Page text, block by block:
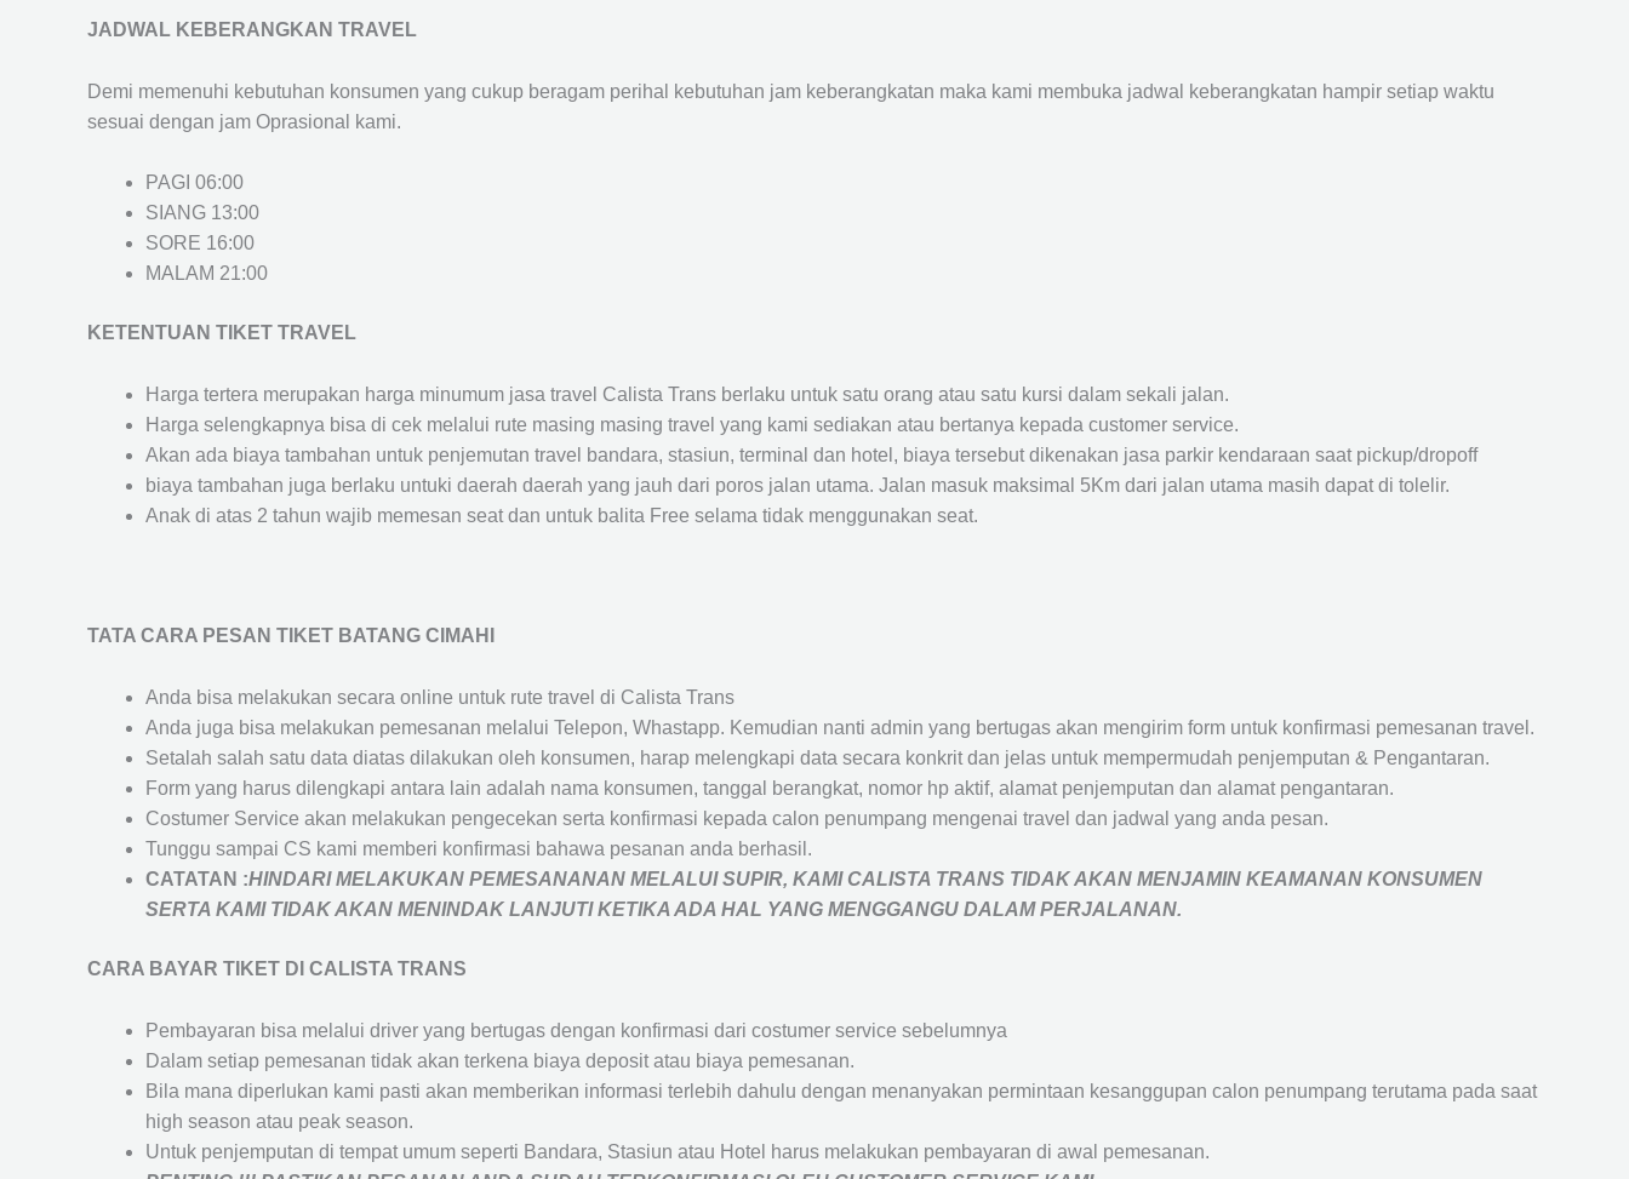
JADWAL KEBERANGKAN TRAVEL
Demi memenuhi kebutuhan konsumen yang cukup beragam perihal kebutuhan jam keberangkatan maka kami membuka jadwal keberangkatan hampir setiap waktu
sesuai dengan jam Oprasional kami.
PAGI 06:00
SIANG 13:00
SORE 16:00
MALAM 21:00
KETENTUAN TIKET TRAVEL
Harga tertera merupakan harga minumum jasa travel Calista Trans berlaku untuk satu orang atau satu kursi dalam sekali jalan.
Harga selengkapnya bisa di cek melalui rute masing masing travel yang kami sediakan atau bertanya kepada customer service.
Akan ada biaya tambahan untuk penjemutan travel bandara, stasiun, terminal dan hotel, biaya tersebut dikenakan jasa parkir kendaraan saat pickup/dropoff
biaya tambahan juga berlaku untuki daerah daerah yang jauh dari poros jalan utama. Jalan masuk maksimal 5Km dari jalan utama masih dapat di tolelir.
Anak di atas 2 tahun wajib memesan seat dan untuk balita Free selama tidak menggunakan seat.
TATA CARA PESAN TIKET BATANG CIMAHI
Anda bisa melakukan secara online untuk rute travel di Calista Trans
Anda juga bisa melakukan pemesanan melalui Telepon, Whastapp. Kemudian nanti admin yang bertugas akan mengirim form untuk konfirmasi pemesanan travel.
Setalah salah satu data diatas dilakukan oleh konsumen, harap melengkapi data secara konkrit dan jelas untuk mempermudah penjemputan & Pengantaran.
Form yang harus dilengkapi antara lain adalah nama konsumen, tanggal berangkat, nomor hp aktif, alamat penjemputan dan alamat pengantaran.
Costumer Service akan melakukan pengecekan serta konfirmasi kepada calon penumpang mengenai travel dan jadwal yang anda pesan.
Tunggu sampai CS kami memberi konfirmasi bahawa pesanan anda berhasil.
CATATAN :HINDARI MELAKUKAN PEMESANANAN MELALUI SUPIR, KAMI CALISTA TRANS TIDAK AKAN MENJAMIN KEAMANAN KONSUMEN
SERTA KAMI TIDAK AKAN MENINDAK LANJUTI KETIKA ADA HAL YANG MENGGANGU DALAM PERJALANAN.
CARA BAYAR TIKET DI CALISTA TRANS
Pembayaran bisa melalui driver yang bertugas dengan konfirmasi dari costumer service sebelumnya
Dalam setiap pemesanan tidak akan terkena biaya deposit atau biaya pemesanan.
Bila mana diperlukan kami pasti akan memberikan informasi terlebih dahulu dengan menanyakan permintaan kesanggupan calon penumpang terutama pada saat
high season atau peak season.
Untuk penjemputan di tempat umum seperti Bandara, Stasiun atau Hotel harus melakukan pembayaran di awal pemesanan.